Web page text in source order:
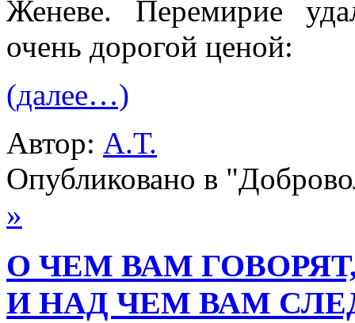
Женеве. Перемирие
очень дорогой ценой:
(далее…)
Автор: А.Т.
Опубликовано в
»
О ЧЕМ ВАМ
И НАД ЧЕМ ВАМ